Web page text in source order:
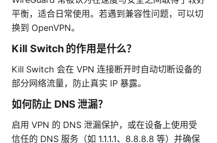
平衡，适合日常使用。若遇到兼容性问题，可以切
换到 OpenVPN。
Kill Switch 的作用是什么？
Kill Switch 会在 VPN 连接断开时自动切断设备的
部分网络流量，防止真实 IP 暴露。
如何防止 DNS 泄漏？
启用 VPN 的 DNS 泄漏保护，或在设备上使用受
信任的 DNS 服务（如 1.1.1.1、8.8.8.8 等）并确保